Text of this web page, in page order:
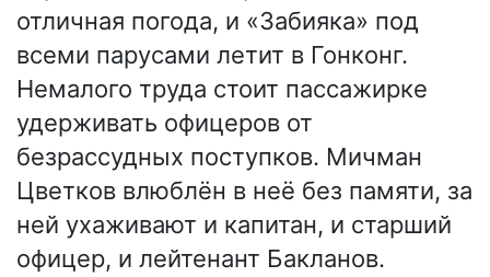
отличная погода, и «Забияка» под
всеми парусами летит в Гонконг.
Немалого труда стоит пассажирке
удерживать офицеров от
безрассудных поступков. Мичман
Цветков влюблён в неё без памяти, за
ней ухаживают и капитан, и старший
офицер, и лейтенант Бакланов.